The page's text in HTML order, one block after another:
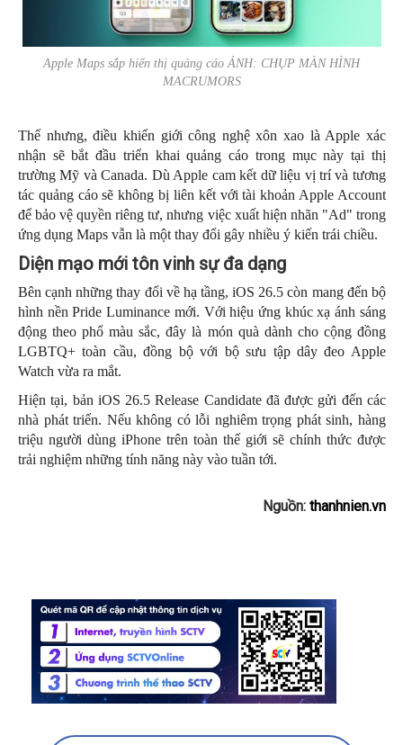
Apple Maps sắp hiển thị quảng cáo ẢNH: CHỤP MÀN HÌNH
MACRUMORS
Thế nhưng, điều khiến giới công nghệ xôn xao là Apple xác
nhận sẽ bắt đầu triển khai quảng cáo trong mục này tại thị
trường Mỹ và Canada. Dù Apple cam kết dữ liệu vị trí và tương
tác quảng cáo sẽ không bị liên kết với tài khoản Apple Account
để bảo vệ quyền riêng tư, nhưng việc xuất hiện nhãn "Ad" trong
ứng dụng Maps vẫn là một thay đổi gây nhiều ý kiến trái chiều.
Diện mạo mới tôn vinh sự đa dạng
Bên cạnh những thay đổi về hạ tầng, iOS 26.5 còn mang đến bộ
hình nền Pride Luminance mới. Với hiệu ứng khúc xạ ánh sáng
động theo phổ màu sắc, đây là món quà dành cho cộng đồng
LGBTQ+ toàn cầu, đồng bộ với bộ sưu tập dây đeo Apple
Watch vừa ra mắt.
Hiện tại, bản iOS 26.5 Release Candidate đã được gửi đến các
nhà phát triển. Nếu không có lỗi nghiêm trọng phát sinh, hàng
triệu người dùng iPhone trên toàn thế giới sẽ chính thức được
trải nghiệm những tính năng này vào tuần tới.
Nguồn: thanhnien.vn